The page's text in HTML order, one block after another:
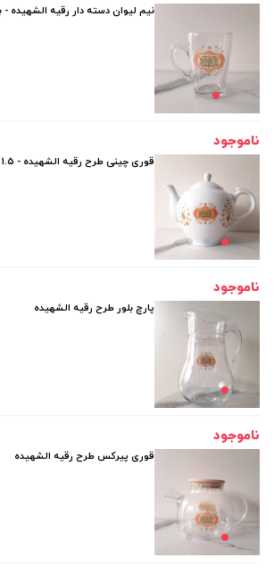
نیم لیوان دسته دار رقیه الشهیده - بسته
ناموجود
قوری چینی طرح رقیه الشهیده - 1.5 لیتر
ناموجود
پارچ بلور طرح رقیه الشهیده
ناموجود
قوری پیرکس طرح رقیه الشهیده